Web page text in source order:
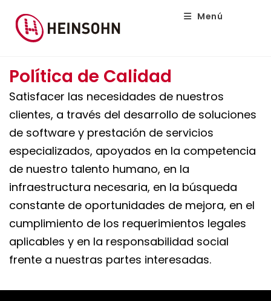
Menú
Política de Calidad
Satisfacer las necesidades de nuestros
clientes, a través del desarrollo de soluciones
de software y prestación de servicios
especializados, apoyados en la competencia
de nuestro talento humano, en la
infraestructura necesaria, en la búsqueda
constante de oportunidades de mejora, en el
cumplimiento de los requerimientos legales
aplicables y en la responsabilidad social
frente a nuestras partes interesadas.